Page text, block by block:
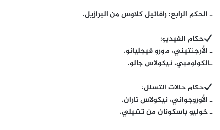
ـ الحكم الرابع: رافائيل كلاوس من البرازيل.
حكام الفيديو:
ـ الأرجنتيني، ماورو فيجليانو.
ـالكولومبي، نيكولاس جالو.
حكام حالات التسلل:
ـ الأوروجواني، نيكولاس تاران.
ـ خوليو باسكونان من تشيلي.